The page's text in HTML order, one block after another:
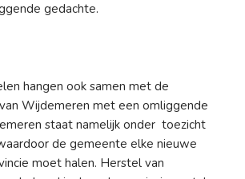
gedachte.
hangen ook samen met de
Wijdemeren met een omliggende
staat namelijk onder toezicht
de gemeente elke nieuwe
moet halen. Herstel van